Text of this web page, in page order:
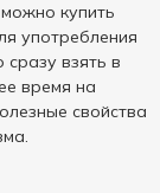
купить
употребления
взять в
время на
свойства